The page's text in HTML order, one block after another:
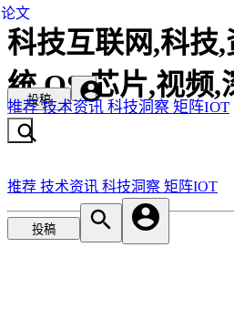
科技互联网,科技
统,OS,芯片,视频,
投稿
推荐技术资讯 科技洞察 矩阵IOT
推荐 技术资讯 科技洞察 矩阵IOT
投稿
论文